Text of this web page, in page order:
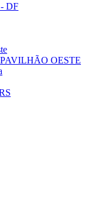
- DF
OESTE